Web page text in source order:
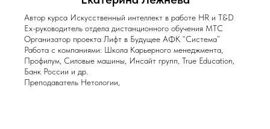
Автор курса Искусственный интеллект в работе HR и T&D
Ex-руководитель отдела дистанционного обучения МТС
Организатор проекта Лифт в Будущее АФК “Система”
Работа с компаниями: Школа Карьерного менеджмента,
Профилум, Силовые машины, Инсайт групп, True Education,
Банк России и др.
Преподаватель Нетологии,